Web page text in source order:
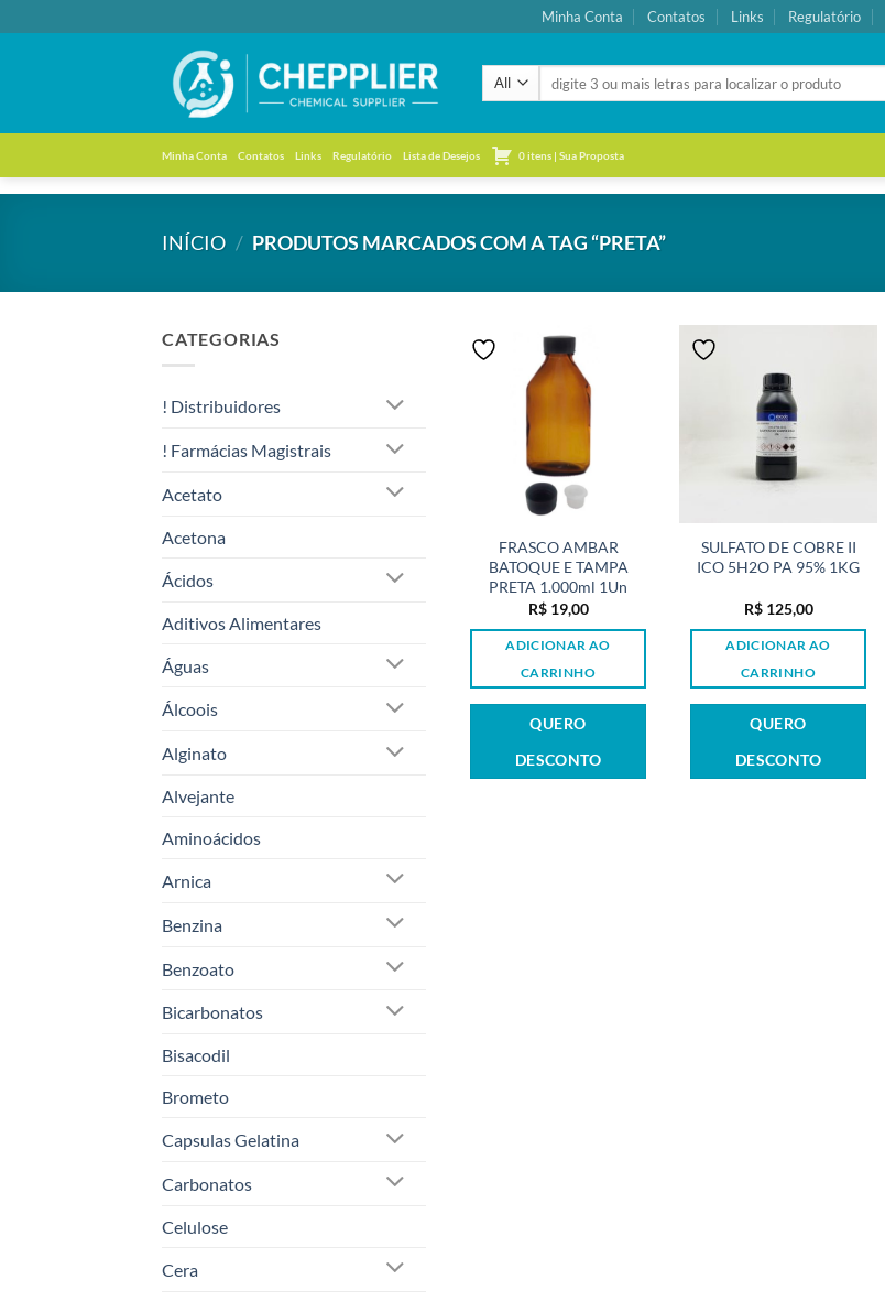
to
Minha Conta Contatos Links Regulatório
por:
Minha Conta Contatos Links Regulatório Lista de Desejos 0 itens | Sua Proposta
INÍCIO / PRODUTOS MARCADOS COM A TAG “PRETA”
CATEGORIAS
! Distribuidores
! Farmácias Magistrais
Acetato
Acetona
Ácidos
Aditivos Alimentares
Águas
Álcoois
Alginato
Alvejante
Aminoácidos
Arnica
Benzina
Benzoato
Bicarbonatos
Bisacodil
Brometo
Capsulas Gelatina
Carbonatos
Celulose
Cera
FRASCO AMBAR
BATOQUE E TAMPA
PRETA 1.000ml 1Un
R$19,00
ADICIONAR AO
CARRINHO
QUERO
DESCONTO
SULFATO DE COBRE II
ICO 5H2O PA 95% 1KG
R$125,00
ADICIONAR AO
CARRINHO
QUERO
DESCONTO